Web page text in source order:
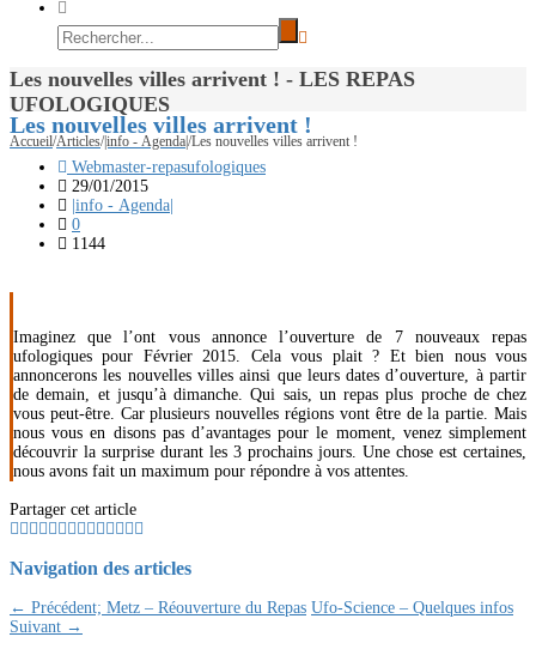
Les nouvelles villes arrivent ! - LES REPAS
UFOLOGIQUES
Accueil/Articles/|info - Agenda|/Les nouvelles villes arrivent !
Les nouvelles villes arrivent !
Webmaster-repasufologiques
29/01/2015
|info - Agenda|
0
1144
Imaginez que l’ont vous annonce l’ouverture de 7 nouveaux repas
ufologiques pour Février 2015. Cela vous plait ? Et bien nous vous
annoncerons les nouvelles villes ainsi que leurs dates d’ouverture, à partir
de demain, et jusqu’à dimanche. Qui sais, un repas plus proche de chez
vous peut-être. Car plusieurs nouvelles régions vont être de la partie. Mais
nous vous en disons pas d’avantages pour le moment, venez simplement
découvrir la surprise durant les 3 prochains jours. Une chose est certaines,
nous avons fait un maximum pour répondre à vos attentes.
Partager cet article
Navigation des articles
← Précédent; Metz – Réouverture du Repas Ufo-Science – Quelques infos
Suivant →